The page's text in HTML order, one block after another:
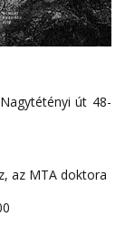
út 48-
az MTA doktora